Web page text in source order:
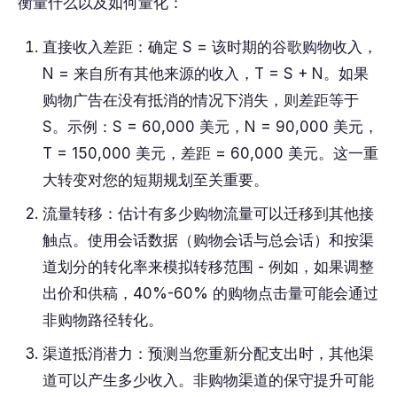
直接收入差距：确定 S = 该时期的谷歌购物收入，
N = 来自所有其他来源的收入，T = S + N。如果
购物广告在没有抵消的情况下消失，则差距等于
S。示例：S = 60,000 美元，N = 90,000 美元，
T = 150,000 美元，差距 = 60,000 美元。这一重
大转变对您的短期规划至关重要。
流量转移：估计有多少购物流量可以迁移到其他接
触点。使用会话数据（购物会话与总会话）和按渠
道划分的转化率来模拟转移范围 - 例如，如果调整
出价和供稿，40%-60% 的购物点击量可能会通过
非购物路径转化。
渠道抵消潜力：预测当您重新分配支出时，其他渠
道可以产生多少收入。非购物渠道的保守提升可能